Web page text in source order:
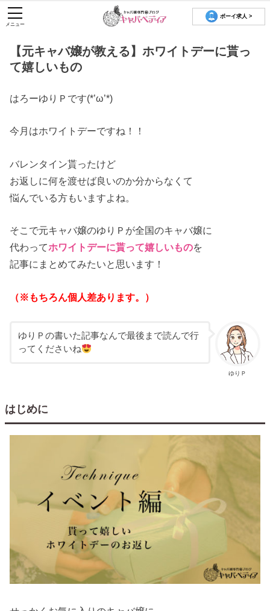
ボーイ求人 >
メニュー
【元キャバ嬢が教える】ホワイトデーに貰っ
て嬉しいもの
はろーゆりＰです(*’ω’*)
今月はホワイトデーですね！！
バレンタイン貰ったけど
お返しに何を渡せば良いのか分からなくて
悩んでいる方もいますよね。
そこで元キャバ嬢のゆりＰが全国のキャバ嬢に
代わってホワイトデーに貰って嬉しいものを
記事にまとめてみたいと思います！
（※もちろん個人差あります。）
ゆりＰ
ゆりＰの書いた記事なんで最後まで読んで行
ってくださいね
はじめに